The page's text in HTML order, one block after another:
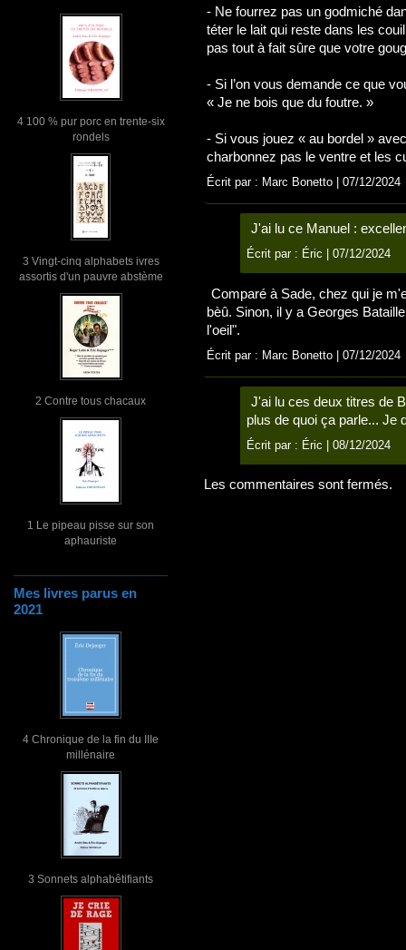
4 100 % pur porc en trente-six
rondels
3 Vingt-cinq alphabets ivres
assortis d'un pauvre abstème
2 Contre tous chacaux
1 Le pipeau pisse sur son
aphauriste
Mes livres parus en
2021
4 Chronique de la fin du IIIe
millénaire
3 Sonnets alphabêtifiants
- Ne fourrez pas un godmiché
téter le lait qui reste dans les
pas tout à fait sûre que votre
- Si l’on vous demande ce que
« Je ne bois que du foutre. »
- Si vous jouez « au bordel »
charbonnez pas le ventre et les
Écrit par : Marc Bonetto | 07/12/2024
J'ai lu ce Manuel :
Écrit par : Éric | 07/12/2024
Comparé à Sade, chez qui je
bèû. Sinon, il y a Georges
l'oeil".
Écrit par : Marc Bonetto | 07/12/2024
J'ai lu ces deux titres de
plus de quoi ça parle... Je
Écrit par : Éric | 08/12/2024
Les commentaires sont fermés.